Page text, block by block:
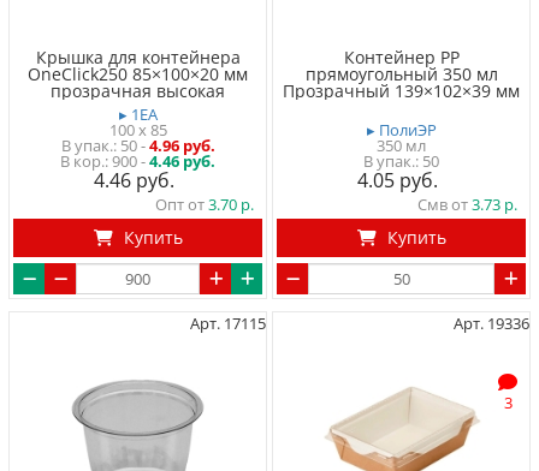
Крышка для контейнера
OneClick250 85×100×20 мм
прозрачная высокая
▸ 1EA
100 x 85
50-4.96 руб.
900 -4.46 руб.
4.46
Опт от3.70
Купить
Контейнер PP
прямоугольный 350 мл
Прозрачный 139×102×39 мм
▸ ПолиЭР
350 мл
50
4.05
Смв от3.73
Купить
Арт. 17115 Арт. 19336
3